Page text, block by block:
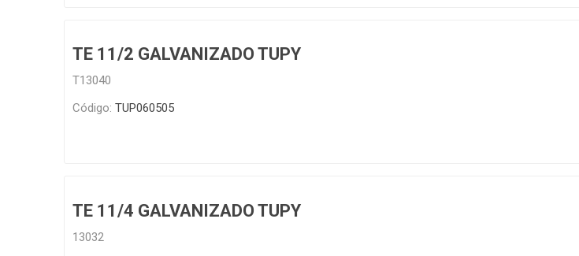
TE 11/2 GALVANIZADO TUPY
T13040
Código: TUP060505
TE 11/4 GALVANIZADO TUPY
13032